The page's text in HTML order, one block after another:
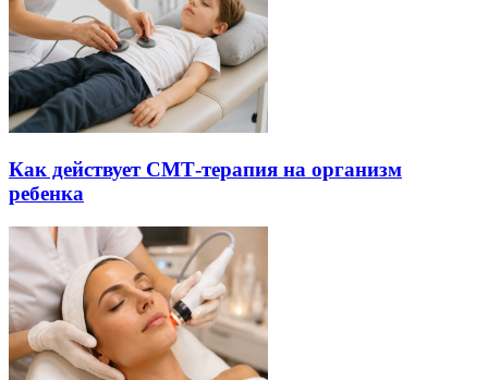
Как действует СМТ-терапия на организм
ребенка